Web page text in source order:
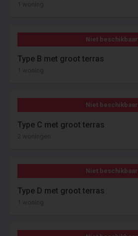
1 woning
Niet beschikbaar
Type B met groot terras
1 woning
Niet beschikbaar
Type C met groot terras
2 woningen
Niet beschikbaar
Type D met groot terras
1 woning